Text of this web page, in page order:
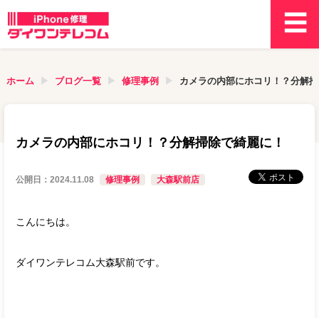
ホーム ブログ一覧 修理事例 カメラの内部にホコリ！？分解
カメラの内部にホコリ！？分解掃除で綺麗に！
公開日：2024.11.08 修理事例 大森駅前店
こんにちは。
ダイワンテレコム大森駅前です。